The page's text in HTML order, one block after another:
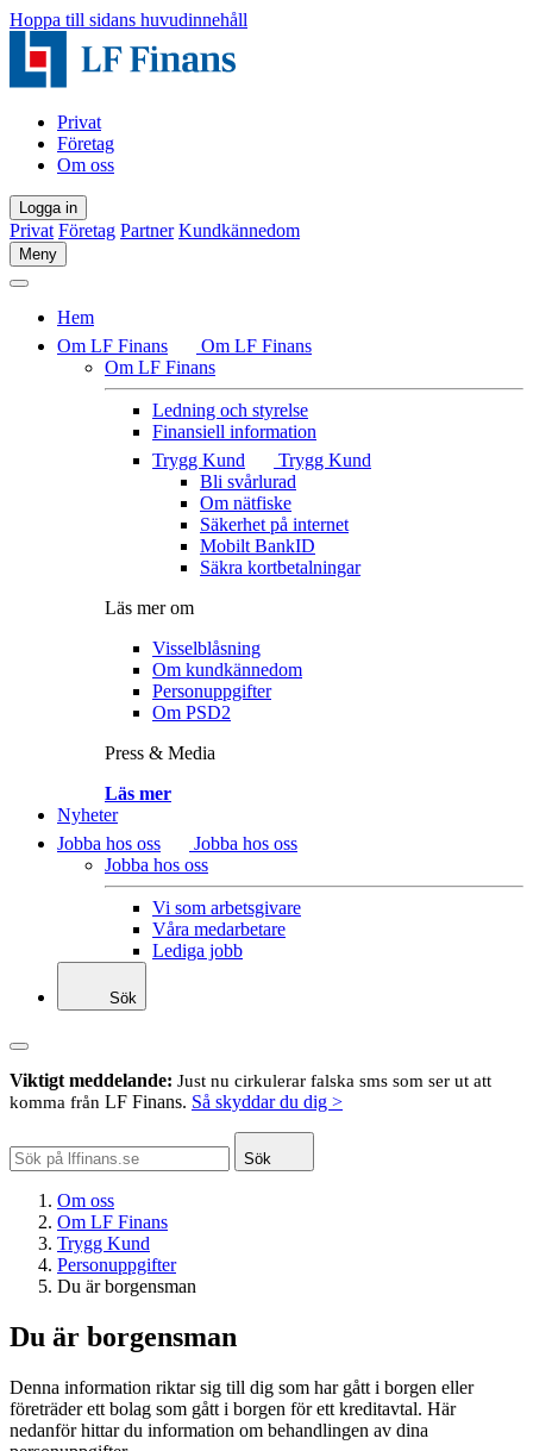
Hoppa till sidans huvudinnehåll
Privat
Företag
Om oss
Logga in
Privat Företag Partner Kundkännedom
Meny
Hem
Om LF Finans
Om LF Finans
Om LF Finans
Ledning och styrelse
Finansiell information
Trygg Kund
Trygg Kund
Bli svårlurad
Om nätfiske
Säkerhet på internet
Mobilt BankID
Säkra kortbetalningar
Läs mer om
Visselblåsning
Om kundkännedom
Personuppgifter
Om PSD2
Press & Media
Läs mer
Nyheter
Jobba hos oss
Jobba hos oss
Jobba hos oss
Vi som arbetsgivare
Våra medarbetare
Lediga jobb
Sök
Viktigt meddelande: Just nu cirkulerar falska sms som ser ut att
komma från LF Finans. Så skyddar du dig >
Sök
Om oss
Om LF Finans
Trygg Kund
Personuppgifter
Du är borgensman
Du är borgensman
Denna information riktar sig till dig som har gått i borgen eller
företräder ett bolag som gått i borgen för ett kreditavtal. Här
nedanför hittar du information om behandlingen av dina